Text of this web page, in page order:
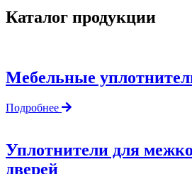
Каталог продукции
Мебельные
Подробнее
Уплотнители для
дверей